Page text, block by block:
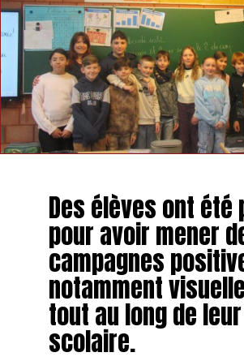
Des élèves ont été
pour avoir mener
campagnes
notamment
tout au long de
scolaire.